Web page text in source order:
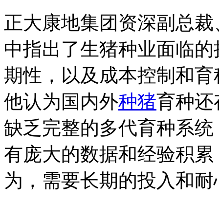
正大康地集团资深副总
中指出了生猪种业面临
期性，以及成本控制和
他认为国内外种猪育种还
缺乏完整的多代育种系
有庞大的数据和经验积
为，需要长期的投入和耐